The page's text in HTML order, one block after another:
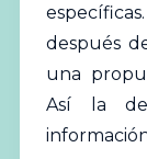
después
una
Así la